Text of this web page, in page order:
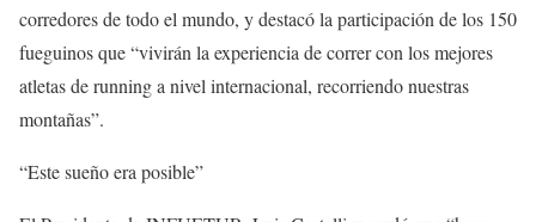
corredores de todo el mundo, y destacó la participación de los 150
fueguinos que “vivirán la experiencia de correr con los mejores
atletas de running a nivel internacional, recorriendo nuestras
montañas”.
“Este sueño era posible”